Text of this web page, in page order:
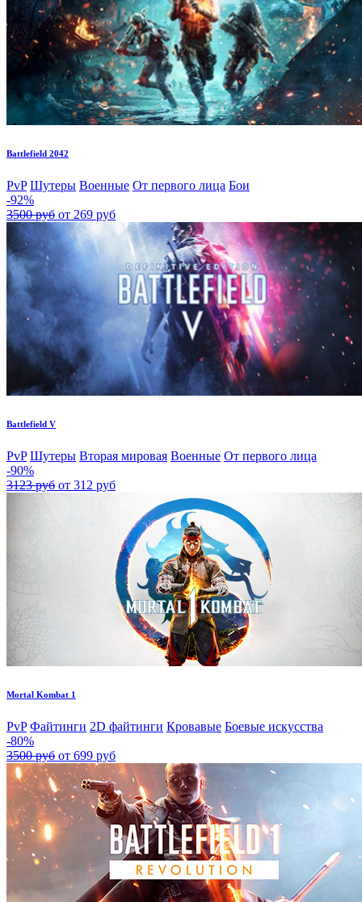
Battlefield 2042
PvP Шутеры Военные От первого лица Бои
-92%
3500 руб от 269 руб
Battlefield V
PvP Шутеры Вторая мировая Военные От первого лица
-90%
3123 руб от 312 руб
Mortal Kombat 1
PvP Файтинги 2D файтинги Кровавые Боевые искусства
-80%
3500 руб от 699 руб